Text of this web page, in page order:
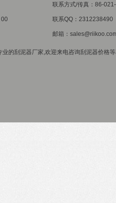
联系方式/传真：86-
联系QQ：2312238490
邮箱：
的刮泥器厂家,欢迎来电咨询刮泥器价格